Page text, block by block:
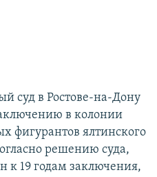
суд в Ростове-на-Дону
в колонии
фигурантов ялтинского
решению суда,
к 19 годам заключения,